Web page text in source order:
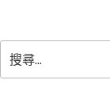
尋
關